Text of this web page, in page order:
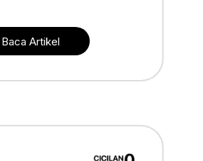
Baca Artikel